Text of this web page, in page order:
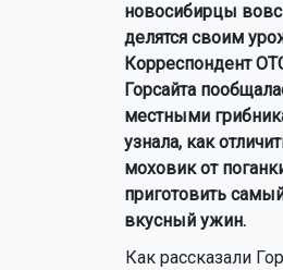
новосибирцы
делятся своим
Корреспондент
Горсайта
местными
узнала, как
моховик от
приготовить
вкусный ужин.
Как рассказали